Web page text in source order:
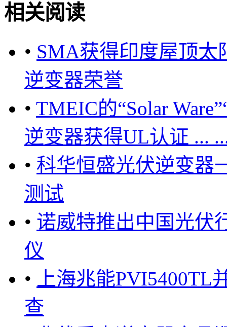
相关阅读
• SMA获得印度屋顶太
逆变器荣誉
• TMEIC的“Solar
逆变器获得UL认证 ...
• 科华恒盛光伏逆变器
测试
• 诺威特推出中国光伏
仪
•
上海兆能
查